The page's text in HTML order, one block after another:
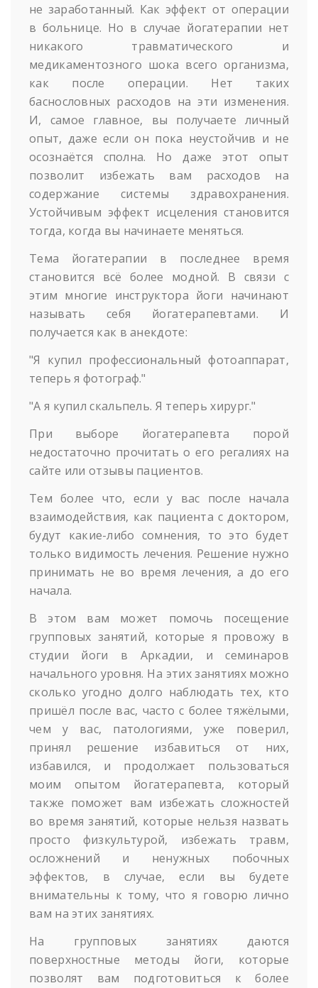
не заработанный. Как эффект от операции
в больнице. Но в случае йогатерапии нет
никакого травматического и
медикаментозного шока всего организма,
как после операции. Нет таких
баснословных расходов на эти изменения.
И, самое главное, вы получаете личный
опыт, даже если он пока неустойчив и не
осознаётся сполна. Но даже этот опыт
позволит избежать вам расходов на
содержание системы здравохранения.
Устойчивым эффект исцеления становится
тогда, когда вы начинаете меняться.
Тема йогатерапии в последнее время
становится всё более модной. В связи с
этим многие инструктора йоги начинают
называть себя йогатерапевтами. И
получается как в анекдоте:
"Я купил профессиональный фотоаппарат,
теперь я фотограф."
"А я купил скальпель. Я теперь хирург."
При выборе йогатерапевта порой
недостаточно прочитать о его регалиях на
сайте или отзывы пациентов.
Тем более что, если у вас после начала
взаимодействия, как пациента с доктором,
будут какие-либо сомнения, то это будет
только видимость лечения. Решение нужно
принимать не во время лечения, а до его
начала.
В этом вам может помочь посещение
групповых занятий, которые я провожу в
студии йоги в Аркадии, и семинаров
начального уровня. На этих занятиях можно
сколько угодно долго наблюдать тех, кто
пришёл после вас, часто с более тяжёлыми,
чем у вас, патологиями, уже поверил,
принял решение избавиться от них,
избавился, и продолжает пользоваться
моим опытом йогатерапевта, который
также поможет вам избежать сложностей
во время занятий, которые нельзя назвать
просто физкультурой, избежать травм,
осложнений и ненужных побочных
эффектов, в случае, если вы будете
внимательны к тому, что я говорю лично
вам на этих занятиях.
На групповых занятиях даются
поверхностные методы йоги, которые
позволят вам подготовиться к более